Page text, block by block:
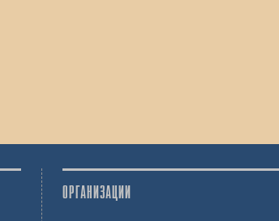
ОРГАНИЗАЦИИ